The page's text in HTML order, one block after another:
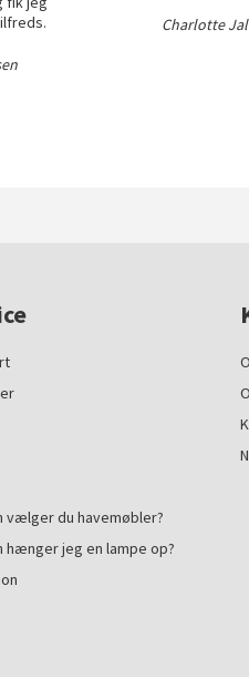
Charlotte
vælger du havemøbler?
hænger jeg en lampe op?